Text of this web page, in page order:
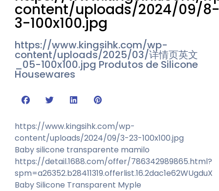
content/uploads/2024/09/8-
3-100x100.jpg
https://www.kingsihk.com/wp-
content/uploads/2025/03/详情页英文
_05-100x100.jpg Produtos de Silicone
Housewares
https://www.kingsihk.com/wp-
content/uploads/2024/09/3-23-100x100.jpg
Baby silicone transparente mamilo
https://detail.1688.com/offer/786342989865.html?
spm=a26352.b28411319.offerlist.16.2dac1e62WUgduX
Baby Silicone Transparent Myple